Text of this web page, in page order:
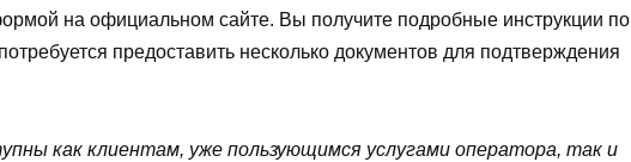
на официальном сайте. Вы получите подробные инструкции по
предоставить несколько документов для подтверждения
как клиентам, уже пользующимся услугами оператора, так и